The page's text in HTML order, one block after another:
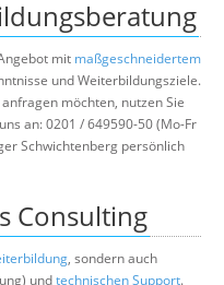
mit maßgeschneidertem
und Weiterbildungsziele.
möchten, nutzen Sie
an: 0201 / 649590-50 (Mo-Fr
Schwichtenberg persönlich
Consulting
, sondern auch
undtechnischen Support.